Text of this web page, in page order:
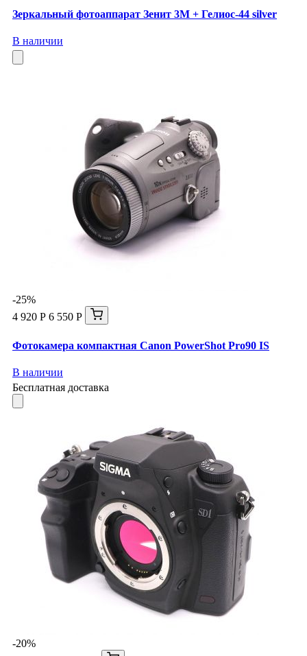
Зеркальный фотоаппарат Зенит 3М + Гелиос-44 silver
В наличии
-25%
4 920 Р 6 550 Р
Фотокамера компактная Canon PowerShot Pro90 IS
В наличии
Бесплатная доставка
-20%